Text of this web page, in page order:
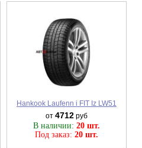
Hankook Laufenn i FIT Iz LW51
от 4712руб
В наличии: 20 шт.
Под заказ: 20 шт.